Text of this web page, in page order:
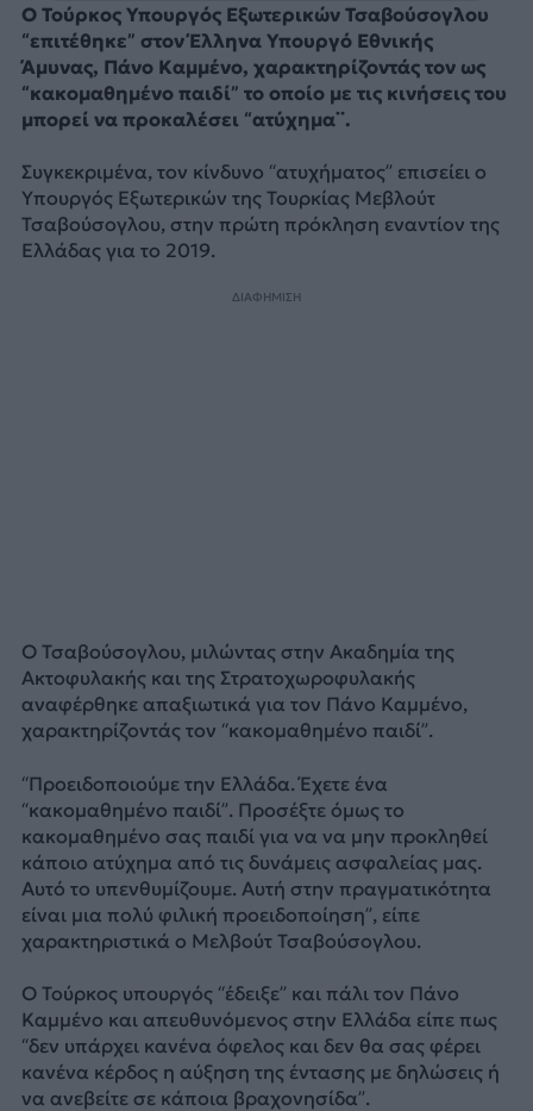
Ο Τούρκος Υπουργός Εξωτερικών Τσαβούσογλου
“επιτέθηκε” στον Έλληνα Υπουργό Εθνικής
Άμυνας, Πάνο Καμμένο, χαρακτηρίζοντάς τον ως
“κακομαθημένο παιδί” το οποίο με τις κινήσεις του
μπορεί να προκαλέσει “ατύχημα¨.
Συγκεκριμένα, τον κίνδυνο “ατυχήματος” επισείει ο
Υπουργός Εξωτερικών της Τουρκίας Μεβλούτ
Τσαβούσογλου, στην πρώτη πρόκληση εναντίον της
Ελλάδας για το 2019.
ΔΙΑΦΗΜΙΣΗ
Ο Τσαβούσογλου, μιλώντας στην Ακαδημία της
Ακτοφυλακής και της Στρατοχωροφυλακής
αναφέρθηκε απαξιωτικά για τον Πάνο Καμμένο,
χαρακτηρίζοντάς τον “κακομαθημένο παιδί”.
“Προειδοποιούμε την Ελλάδα. Έχετε ένα
“κακομαθημένο παιδί”. Προσέξτε όμως το
κακομαθημένο σας παιδί για να να μην προκληθεί
κάποιο ατύχημα από τις δυνάμεις ασφαλείας μας.
Αυτό το υπενθυμίζουμε. Αυτή στην πραγματικότητα
είναι μια πολύ φιλική προειδοποίηση”, είπε
χαρακτηριστικά ο Μελβούτ Τσαβούσογλου.
Ο Τούρκος υπουργός “έδειξε” και πάλι τον Πάνο
Καμμένο και απευθυνόμενος στην Ελλάδα είπε πως
“δεν υπάρχει κανένα όφελος και δεν θα σας φέρει
κανένα κέρδος η αύξηση της έντασης με δηλώσεις ή
να ανεβείτε σε κάποια βραχονησίδα”.